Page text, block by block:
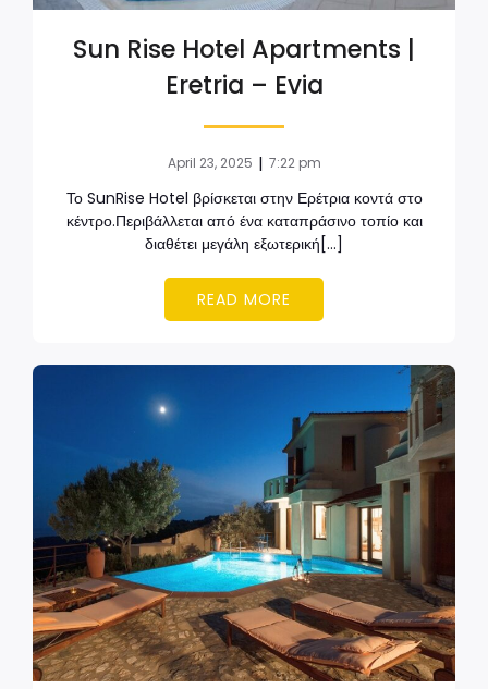
Sun Rise Hotel Apartments |
Eretria – Evia
April 23, 2025 | 7:22 pm
Το SunRise Hotel βρίσκεται στην Ερέτρια κοντά στο
κέντρο.Περιβάλλεται από ένα καταπράσινο τοπίο και
διαθέτει μεγάλη εξωτερική[…]
READ MORE